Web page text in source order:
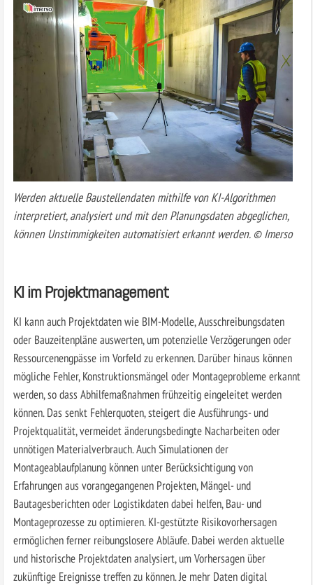
Werden aktuelle Baustellendaten mithilfe von KI-Algorithmen
interpretiert, analysiert und mit den Planungsdaten abgeglichen,
können Unstimmigkeiten automatisiert erkannt werden. © Imerso
KI im Projektmanagement
KI kann auch Projektdaten wie BIM-Modelle, Ausschreibungsdaten
oder Bauzeitenpläne auswerten, um potenzielle Verzögerungen oder
Ressourcenengpässe im Vorfeld zu erkennen. Darüber hinaus können
mögliche Fehler, Konstruktionsmängel oder Montageprobleme erkannt
werden, so dass Abhilfemaßnahmen frühzeitig eingeleitet werden
können. Das senkt Fehlerquoten, steigert die Ausführungs- und
Projektqualität, vermeidet änderungsbedingte Nacharbeiten oder
unnötigen Materialverbrauch. Auch Simulationen der
Montageablaufplanung können unter Berücksichtigung von
Erfahrungen aus vorangegangenen Projekten, Mängel- und
Bautagesberichten oder Logistikdaten dabei helfen, Bau- und
Montageprozesse zu optimieren. KI-gestützte Risikovorhersagen
ermöglichen ferner reibungslosere Abläufe. Dabei werden aktuelle
und historische Projektdaten analysiert, um Vorhersagen über
zukünftige Ereignisse treffen zu können. Je mehr Daten digital